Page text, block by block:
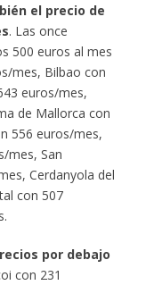
el precio de
. Las once
500 euros al mes
mes, Bilbao con
euros/mes,
de Mallorca con
556 euros/mes,
mes, San
Cerdanyola del
con 507
por debajo
con 231